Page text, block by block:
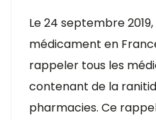
Le 24 septembre
médicament en
rappeler tous les
contenant de la
pharmacies. Ce